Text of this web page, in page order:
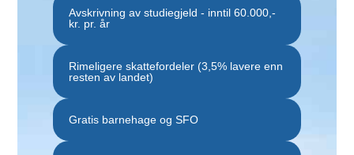
Avskrivning av studiegjeld - inntil 60.000,-
kr. pr. år
Rimeligere skattefordeler (3,5% lavere enn
resten av landet)
Gratis barnehage og SFO